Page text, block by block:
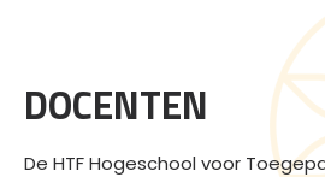
DOCENTEN
De HTF Hogeschool voor